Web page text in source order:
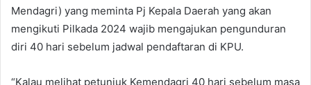
Mendagri) yang meminta Pj Kepala Daerah yang akan
mengikuti Pilkada 2024 wajib mengajukan pengunduran
diri 40 hari sebelum jadwal pendaftaran di KPU.
“Kalau melihat petunjuk Kemendagri 40 hari sebelum masa